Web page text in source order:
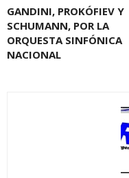
GANDINI, PROKÓFIEV Y
SCHUMANN, POR LA
ORQUESTA SINFÓNICA
NACIONAL